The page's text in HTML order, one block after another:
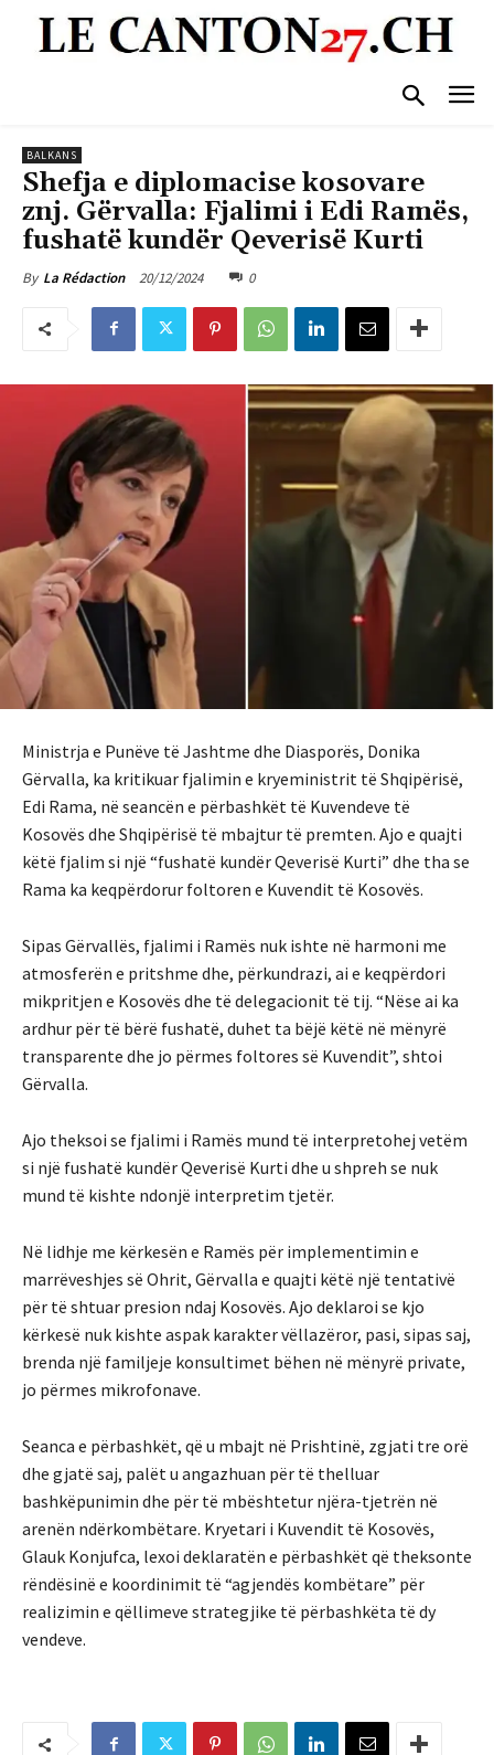
BALKANS
Shefja e diplomacise kosovare
znj. Gërvalla: Fjalimi i Edi Ramës,
fushatë kundër Qeverisë Kurti
By La Rédaction 20/12/2024 0
Ministrja e Punëve të Jashtme dhe Diasporës, Donika
Gërvalla, ka kritikuar fjalimin e kryeministrit të Shqipërisë,
Edi Rama, në seancën e përbashkët të Kuvendeve të
Kosovës dhe Shqipërisë të mbajtur të premten. Ajo e quajti
këtë fjalim si një “fushatë kundër Qeverisë Kurti” dhe tha se
Rama ka keqpërdorur foltoren e Kuvendit të Kosovës.
Sipas Gërvallës, fjalimi i Ramës nuk ishte në harmoni me
atmosferën e pritshme dhe, përkundrazi, ai e keqpërdori
mikpritjen e Kosovës dhe të delegacionit të tij. “Nëse ai ka
ardhur për të bërë fushatë, duhet ta bëjë këtë në mënyrë
transparente dhe jo përmes foltores së Kuvendit”, shtoi
Gërvalla.
Ajo theksoi se fjalimi i Ramës mund të interpretohej vetëm
si një fushatë kundër Qeverisë Kurti dhe u shpreh se nuk
mund të kishte ndonjë interpretim tjetër.
Në lidhje me kërkesën e Ramës për implementimin e
marrëveshjes së Ohrit, Gërvalla e quajti këtë një tentativë
për të shtuar presion ndaj Kosovës. Ajo deklaroi se kjo
kërkesë nuk kishte aspak karakter vëllazëror, pasi, sipas saj,
brenda një familjeje konsultimet bëhen në mënyrë private,
jo përmes mikrofonave.
Seanca e përbashkët, që u mbajt në Prishtinë, zgjati tre orë
dhe gjatë saj, palët u angazhuan për të thelluar
bashkëpunimin dhe për të mbështetur njëra-tjetrën në
arenën ndërkombëtare. Kryetari i Kuvendit të Kosovës,
Glauk Konjufca, lexoi deklaratën e përbashkët që theksonte
rëndësinë e koordinimit të “agjendës kombëtare” për
realizimin e qëllimeve strategjike të përbashkëta të dy
vendeve.